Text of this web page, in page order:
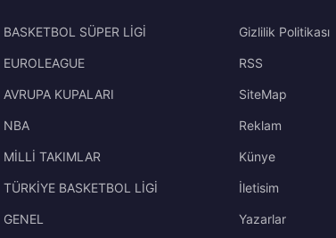
BASKETBOL SÜPER LİGİ
EUROLEAGUE
AVRUPA KUPALARI
NBA
MİLLİ TAKIMLAR
TÜRKİYE BASKETBOL LİGİ
GENEL
Gizlilik Politikası
RSS
SiteMap
Reklam
Künye
İletisim
Yazarlar